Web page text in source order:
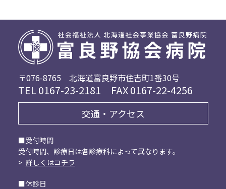
3月
2月
1月
3月
2月
1月
5月
4月
3月
7月
6月
5月
4月
3月
2月
6月
3月
1月
〒076-8765 北海道富良野市住吉町1番30号
TEL0167-23-2181 FAX 0167-22-4256
交通・アクセス
■受付時間
受付時間、診療日は各診療科によって異なります。
> 詳しくはコチラ
■休診日